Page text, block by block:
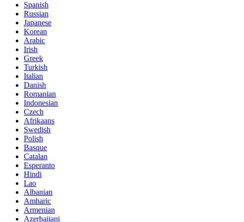
Spanish
Russian
Japanese
Korean
Arabic
Irish
Greek
Turkish
Italian
Danish
Romanian
Indonesian
Czech
Afrikaans
Swedish
Polish
Basque
Catalan
Esperanto
Hindi
Lao
Albanian
Amharic
Armenian
Azerbaijani